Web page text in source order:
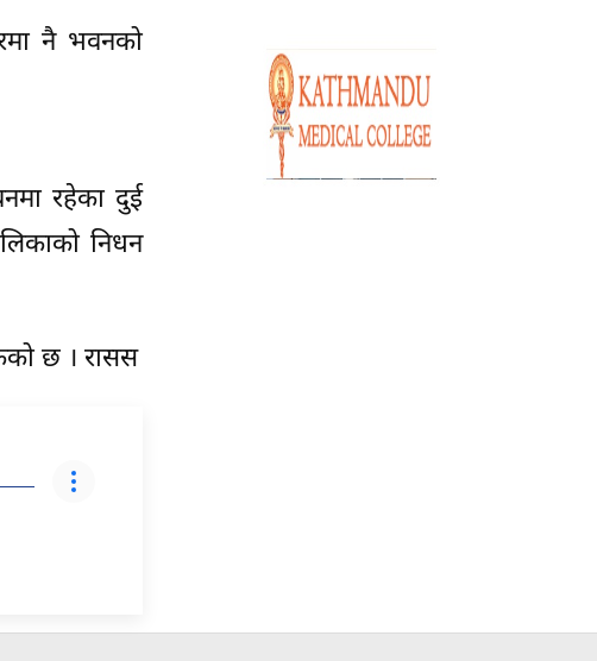
नै भवनको
रहेका दुई
निधन
छ । रासस